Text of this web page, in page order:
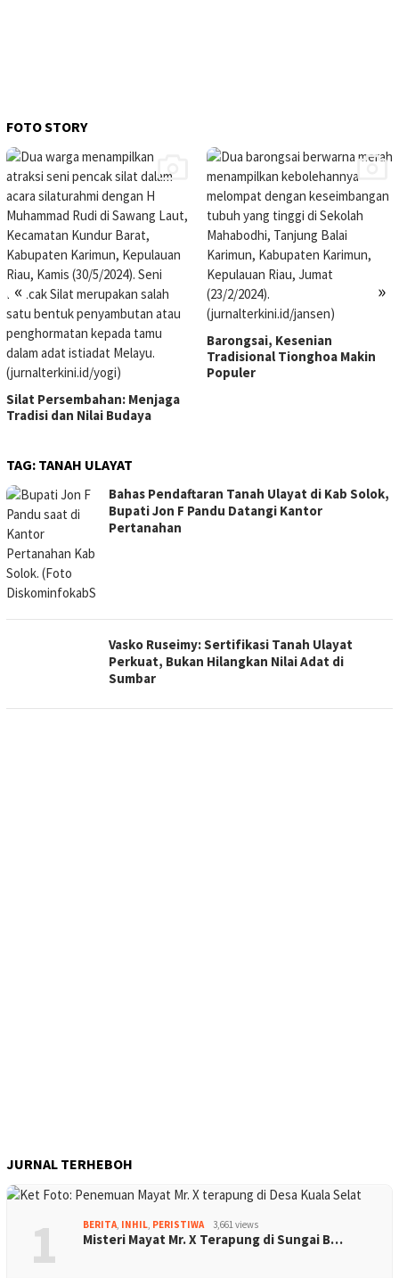
FOTO STORY
« »
Silat Persembahan: Menjaga
Tradisi dan Nilai Budaya
Barongsai, Kesenian
Tradisional Tionghoa Makin
Populer
TAG: TANAH ULAYAT
Bahas Pendaftaran Tanah Ulayat di Kab Solok,
Bupati Jon F Pandu Datangi Kantor
Pertanahan
Vasko Ruseimy: Sertifikasi Tanah Ulayat
Perkuat, Bukan Hilangkan Nilai Adat di
Sumbar
JURNAL TERHEBOH
1 BERITA, INHIL, PERISTIWA 3,661 views
Misteri Mayat Mr. X Terapung di Sungai B…